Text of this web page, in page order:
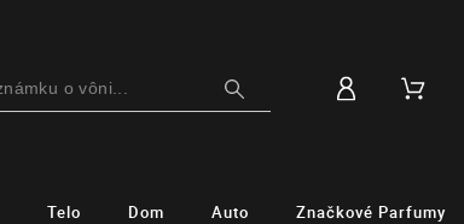
Telo Dom Auto Značkové Parfumy